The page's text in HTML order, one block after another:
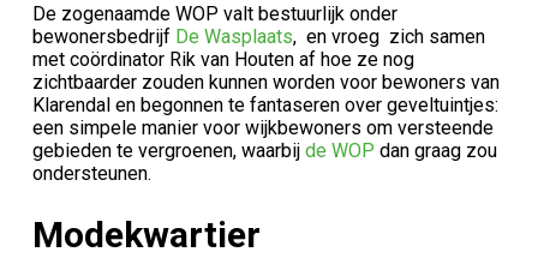
De zogenaamde WOP valt bestuurlijk onder
bewonersbedrijf De Wasplaats, en vroeg zich samen
met coördinator Rik van Houten af hoe ze nog
zichtbaarder zouden kunnen worden voor bewoners van
Klarendal en begonnen te fantaseren over geveltuintjes:
een simpele manier voor wijkbewoners om versteende
gebieden te vergroenen, waarbij de WOP dan graag zou
ondersteunen.
Modekwartier